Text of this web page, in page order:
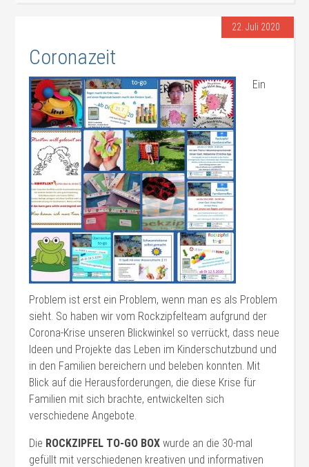
22. Juli 2020
Coronazeit
Ein
Problem ist erst ein Problem, wenn man es als Problem
sieht. So haben wir vom Rockzipfelteam aufgrund der
Corona-Krise unseren Blickwinkel so verrückt, dass neue
Ideen und Projekte das Leben im Kinderschutzbund und
in den Familien bereichern und beleben konnten. Mit
Blick auf die Herausforderungen, die diese Krise für
Familien mit sich brachte, entwickelten sich
verschiedene Angebote.
Die ROCKZIPFEL TO-GO BOX wurde an die 30-mal
gefüllt mit verschiedenen kreativen und informativen